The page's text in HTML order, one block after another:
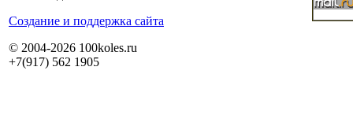
Cоздание и поддержка сайта
© 2004-2026 100koles.ru
+7(917) 562 1905